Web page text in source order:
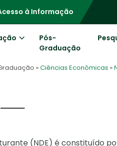
à Informação
Pós-
Graduação
» Ciências Econômicas »
(NDE) é constituído